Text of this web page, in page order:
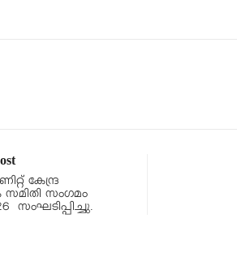
കേന്ദ്ര
സംഗമം
സംഘടിപ്പിച്ചു.